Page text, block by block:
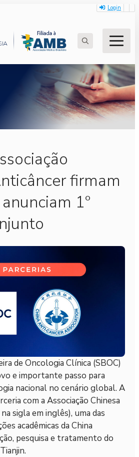
Login
for:
firmam
1º
de Oncologia Clínica (SBOC)
e importante passo para
nacional no cenário global. A
com a Associação Chinesa
sigla em inglês), uma das
acadêmicas da China
pesquisa e tratamento do